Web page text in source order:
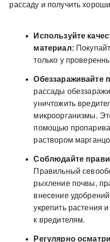
рассаду и получить
Используйте
материал:
только у
Обеззараживайте
рассады
уничтожить
микроорганизмы.
помощью
раствором
Соблюдайте
Правильный
рыхление почвы,
внесение
укрепить растения
к вредителям.
Регулярно